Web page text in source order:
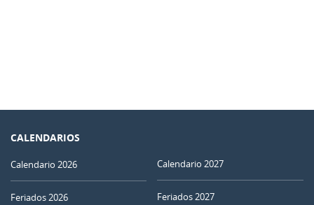
CALENDARIOS
Calendario 2026
Feriados 2026
Calendario 2027
Feriados 2027